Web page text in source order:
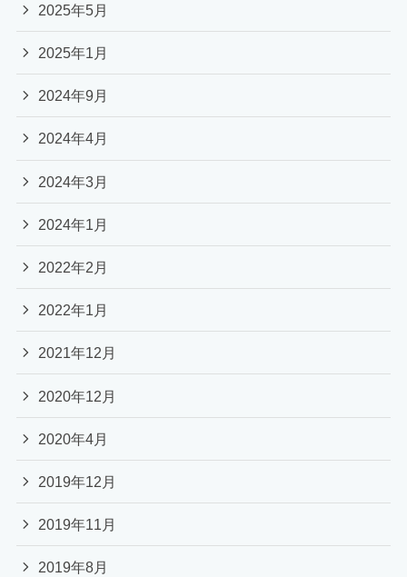
2025年5月
2025年1月
2024年9月
2024年4月
2024年3月
2024年1月
2022年2月
2022年1月
2021年12月
2020年12月
2020年4月
2019年12月
2019年11月
2019年8月